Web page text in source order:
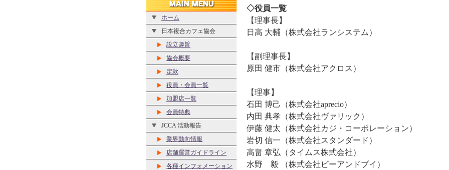
ホーム
日本複合カフェ協会
設立趣旨
協会概要
定款
役員・会員一覧
加盟店一覧
会員特典
JCCA 活動報告
業界動向情報
店舗運営ガイドライン
各種インフォメーション
◇役員一覧
【理事長】
日高 大輔（株式会社ランシステム）
【副理事長】
原田 健市（株式会社アクロス）
【理事】
石田 博己（株式会社aprecio）
内田 典孝（株式会社ヴァリック）
伊藤 健太（株式会社カジ・コーポレーション）
岩切 信一（株式会社スタンダード）
高畠 章弘（タイムス株式会社）
水野 毅 （株式会社ビーアンドブイ）